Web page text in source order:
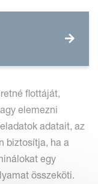
flottáját,
elemezni
adatait, az
biztosítja, ha a
egy
összeköti.